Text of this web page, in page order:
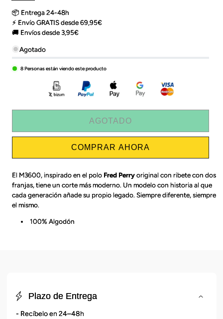
no
disponible
📦 Entrega 24-48h
⚡ Envío GRATIS desde 69,95€
🚚 Envíos desde 3,95€
Agotado
8Personas están viendo este producto
AGOTADO
COMPRAR AHORA
El M3600, inspirado en el polo Fred Perryoriginal con ribete con dos
franjas, tiene un corte más moderno. Un modelo con historia al que
cada generación añade su propio legado. Siempre diferente, siempre
el mismo.
100% Algodón
o
n
Plazo de Entrega
- Recíbelo en 24–48h